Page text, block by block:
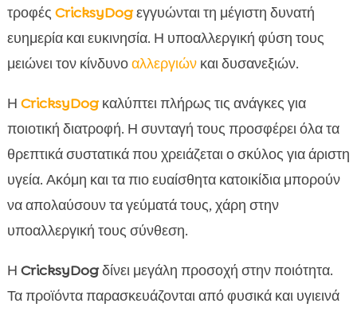
τροφές CricksyDogεγγυώνται τη μέγιστη δυνατή
ευημερία και ευκινησία. Η υποαλλεργική φύση τους
μειώνει τον κίνδυνοαλλεργιώνκαι δυσανεξιών.
Η CricksyDogκαλύπτει πλήρως τις ανάγκες για
ποιοτική διατροφή. Η συνταγή τους προσφέρει όλα τα
θρεπτικά συστατικά που χρειάζεται ο σκύλος για άριστη
υγεία. Ακόμη και τα πιο ευαίσθητα κατοικίδια μπορούν
να απολαύσουν τα γεύματά τους, χάρη στην
υποαλλεργική τους σύνθεση.
Η CricksyDogδίνει μεγάλη προσοχή στην ποιότητα.
Τα προϊόντα παρασκευάζονται από φυσικά και υγιεινά